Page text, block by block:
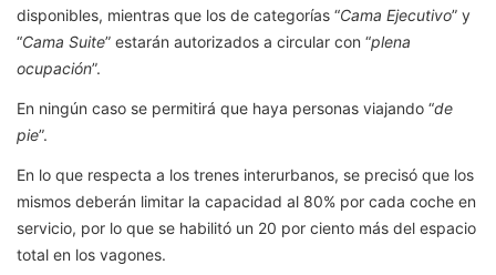
disponibles, mientras que los de categorías “Cama Ejecutivo” y
“Cama Suite” estarán autorizados a circular con “plena
ocupación”.
En ningún caso se permitirá que haya personas viajando “de
pie”.
En lo que respecta a los trenes interurbanos, se precisó que los
mismos deberán limitar la capacidad al 80% por cada coche en
servicio, por lo que se habilitó un 20 por ciento más del espacio
total en los vagones.